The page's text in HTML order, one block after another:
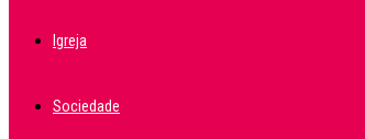
Igreja
Sociedade